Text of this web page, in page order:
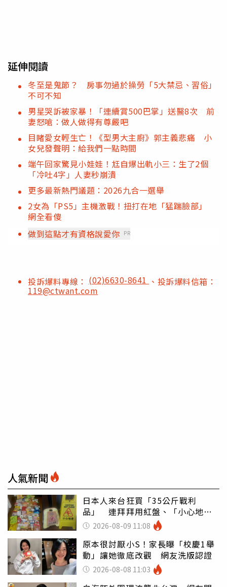
延伸閱讀
冬至是鬼節？ 房事勿過於操勞「5大禁忌、習俗」
不可不知
男星哭訴被家暴！「連續賞500巴掌」送醫8次 前
妻怒嗆：做人做得有尊嚴吧
目睹愛女輕生亡！《型男大主廚》郭主義悲痛 小
女兒發聲明：給我們一點時間
端午回家驚見小娃娃！尪自爆出軌小三：生了2個
「冷吐4字」人妻秒崩潰
更多最新熱門議題：2026九合一選舉
2女為「PS5」主機激戰！扭打在地「猛踹臉部」
網全看傻
做到這點才有資格說愛你 PR
投訴爆料專線： (02)6630-8641 、投訴爆料信箱：
119@ctwant.com
人氣新聞
日本人來台狂買「35公斤戰利
品」 連拜拜用紅盤、「小心地
滑」告示牌也帶回家
2026-08-09 11:08
原本很討厭小S！家長曝「校慶1舉
動」讓她徹底改觀 網友洗版認證
2026-08-08 11:03